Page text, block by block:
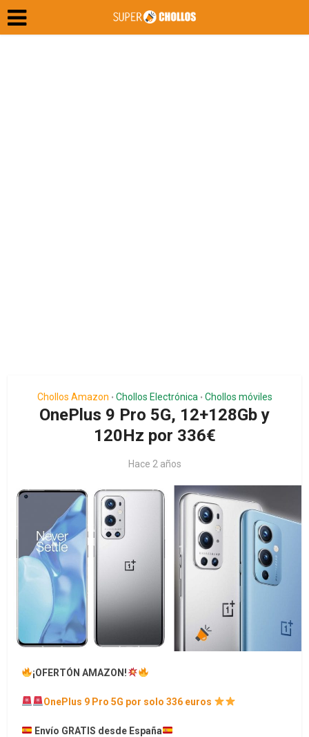
Chollos Amazon • Chollos Electrónica • Chollos móviles
OnePlus 9 Pro 5G, 12+128Gb y
120Hz por 336€
Hace 2 años
¡OFERTÓN AMAZON!
OnePlus 9 Pro 5G por solo 336 euros
Envío GRATIS desde España